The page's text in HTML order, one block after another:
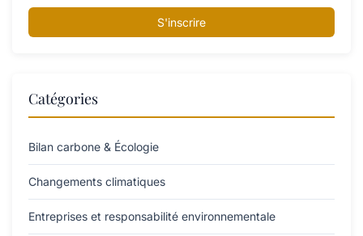
S'inscrire
Catégories
Bilan carbone & Écologie
Changements climatiques
Entreprises et responsabilité environnementale